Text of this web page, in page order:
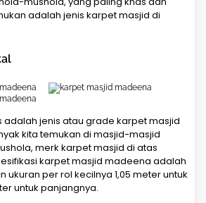
adalah jenis karpet masjid di
adalah jenis atau grade karpet masjid
kita temukan di masjid-masjid
merk karpet masjid di atas
karpet masjid madeena adalah
ukuran per rol kecilnya 1,05 meter untuk
untuk panjangnya.